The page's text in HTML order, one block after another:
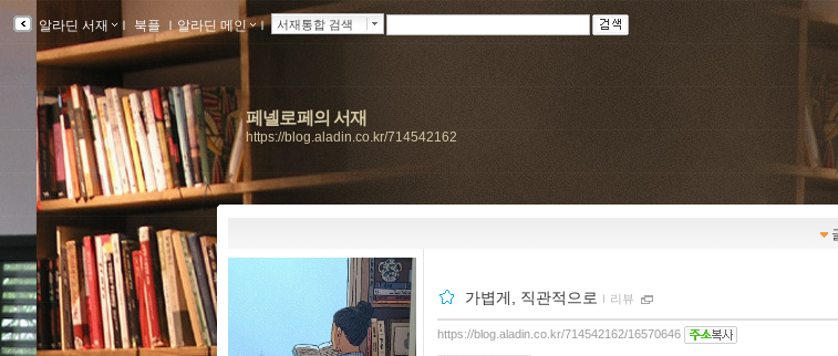
알라딘 서재 ｌ 북플 ｌ알라딘 메인 ｌ 서재통합 검색
페넬로페의 서재
https://blog.aladin.co.kr/714542162
가볍게, 직관적으로 ｌ 리뷰
https://blog.aladin.co.kr/714542162/16570646